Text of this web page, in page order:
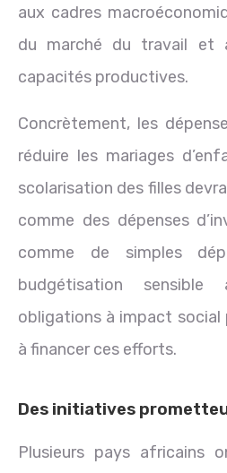
aux cadres
du marché du travail et
capacités productives.
Concrètement, les
réduire les mariages
scolarisation des filles
comme des dépenses
comme de simples
budgétisation
obligations à impact
à financer ces efforts.
Des initiatives
Plusieurs pays africains